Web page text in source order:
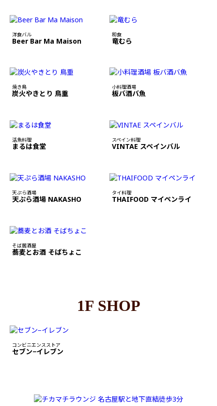
洋食バル
Beer Bar Ma Maison
和食
竜むら
焼き鳥
炭火やきとり 鳥重
小料理酒場
板バ酒バ魚
活魚料理
まるは食堂
スペイン料理
VINTAE スペインバル
天ぷら酒場
天ぷら酒場 NAKASHO
タイ料理
THAIFOOD マイペンライ
そば居酒屋
蕎麦とお酒 そばちょこ
1F SHOP
コンビニエンスストア
セブン−イレブン